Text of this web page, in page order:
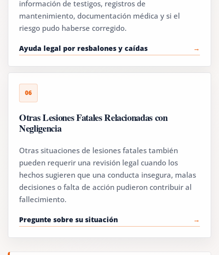
información de testigos, registros de
mantenimiento, documentación médica y si el
riesgo pudo haberse corregido.
Ayuda legal por resbalones y caídas
06
Otras Lesiones Fatales Relacionadas con
Negligencia
Otras situaciones de lesiones fatales también
pueden requerir una revisión legal cuando los
hechos sugieren que una conducta insegura, malas
decisiones o falta de acción pudieron contribuir al
fallecimiento.
Pregunte sobre su situación